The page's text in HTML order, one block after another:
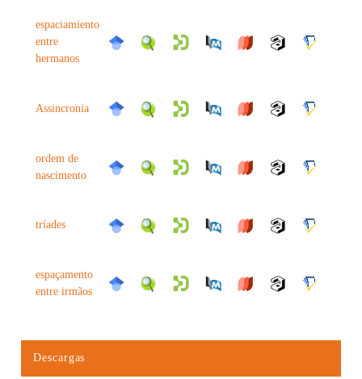
espaciamiento
entre
hermanos
Assincronia
ordem de
nascimento
tríades
espaçamento
entre irmãos
Descargas